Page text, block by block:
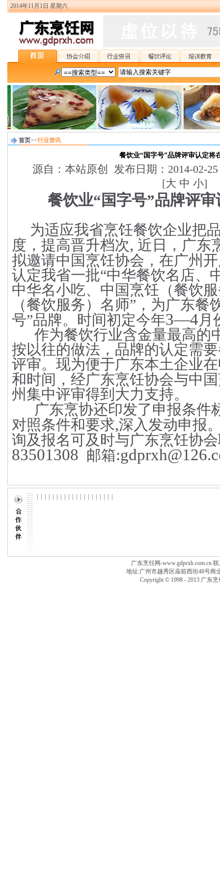
2014年11月1日 星期六
首页>>行业资讯
餐饮业“国字号”品牌评审认定将
源自：本站原创 发布日期：2014-02-
[大 中 小]
餐饮业“国字号”品牌评
为适应我省烹饪餐饮企业把
度，提高晋升档次, 近日，广东
拟邀请中国烹饪协会，在广州
认定我省一批“中华餐饮名店、
中华名小吃、中国烹饪（餐饮
（餐饮服务）名师”，为广东餐
号”品牌。时间初定今年3—4月
作为餐饮行业含金量最高的
按以往的做法，品牌的认定需
评审。现为便于广东本土企业
和时间，经广东烹饪协会与中
州集中评审得到大力支持。
广东烹协还印发了申报条件
对照条件和要求,深入发动申报
询及报名可及时与广东烹饪协
83501308 邮箱:
广东烹饪网-www.gdprxh.com.cn
地址:广州市越秀区庙前西街48号商
Copyright © 1998 - 2013 广东